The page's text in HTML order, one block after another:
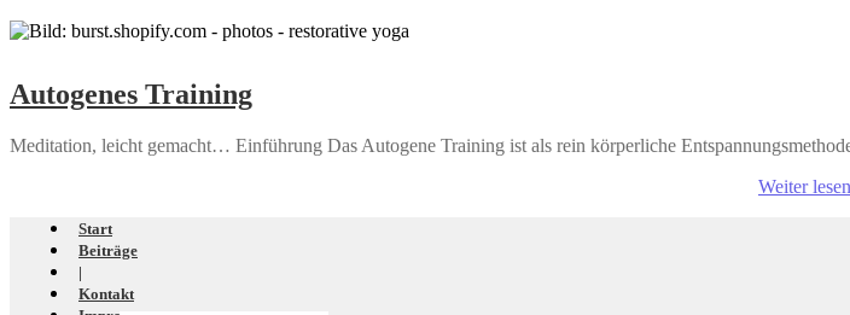
Autogenes Training
Meditation, leicht gemacht… Einführung Das Auto­ge­ne Trai­ning ist als rein kör­per­li­che
Weiter
Start
Beiträge
|
Kontakt